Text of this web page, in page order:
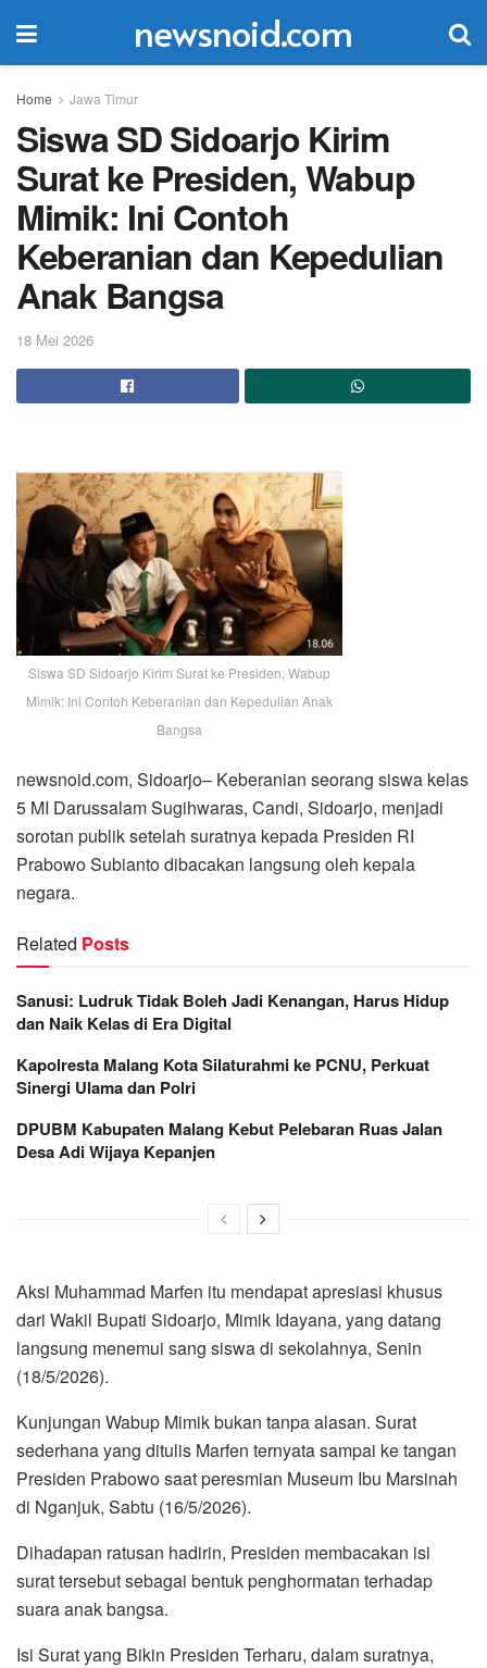
newsnoid.com
Home Jawa Timur
Siswa SD Sidoarjo Kirim
Surat ke Presiden, Wabup
Mimik: Ini Contoh
Keberanian dan Kepedulian
Anak Bangsa
18 Mei 2026
Siswa SD Sidoarjo Kirim Surat ke Presiden, Wabup
Mimik: Ini Contoh Keberanian dan Kepedulian Anak
Bangsa
newsnoid.com, Sidoarjo– Keberanian seorang siswa kelas
5 MI Darussalam Sugihwaras, Candi, Sidoarjo, menjadi
sorotan publik setelah suratnya kepada Presiden RI
Prabowo Subianto dibacakan langsung oleh kepala
negara.
Related Posts
Sanusi: Ludruk Tidak Boleh Jadi Kenangan, Harus Hidup
dan Naik Kelas di Era Digital
Kapolresta Malang Kota Silaturahmi ke PCNU, Perkuat
Sinergi Ulama dan Polri
DPUBM Kabupaten Malang Kebut Pelebaran Ruas Jalan
Desa Adi Wijaya Kepanjen
Aksi Muhammad Marfen itu mendapat apresiasi khusus
dari Wakil Bupati Sidoarjo, Mimik Idayana, yang datang
langsung menemui sang siswa di sekolahnya, Senin
(18/5/2026).
Kunjungan Wabup Mimik bukan tanpa alasan. Surat
sederhana yang ditulis Marfen ternyata sampai ke tangan
Presiden Prabowo saat peresmian Museum Ibu Marsinah
di Nganjuk, Sabtu (16/5/2026).
Dihadapan ratusan hadirin, Presiden membacakan isi
surat tersebut sebagai bentuk penghormatan terhadap
suara anak bangsa.
Isi Surat yang Bikin Presiden Terharu, dalam suratnya,